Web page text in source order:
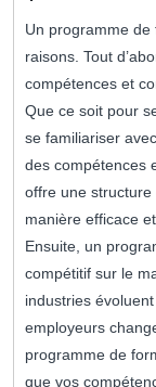
Un programme
raisons. Tout
compétences et
Que ce soit pour
se familiariser
des compétences
offre une
manière efficace
Ensuite, un
compétitif sur le
industries
employeurs
programme de
que vos